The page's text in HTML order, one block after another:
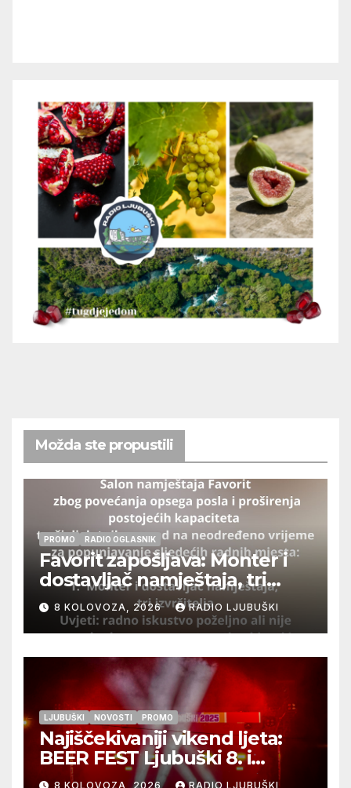
Možda ste propustili
PROMO RADIO OGLASNIK
Favorit zapošljava: Monter i
dostavljač namještaja, tri
izvršitelja
8 KOLOVOZA, 2026 RADIO LJUBUŠKI
LJUBUŠKI NOVOSTI PROMO
Najiščekivaniji vikend ljeta:
BEER FEST Ljubuški 8. i
9.kolovoza
8 KOLOVOZA, 2026 RADIO LJUBUŠKI